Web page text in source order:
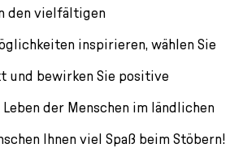
den vielfältigen
inspirieren, wählen Sie
und bewirken Sie positive
der Menschen im ländlichen
Ihnen viel Spaß beim Stöbern!